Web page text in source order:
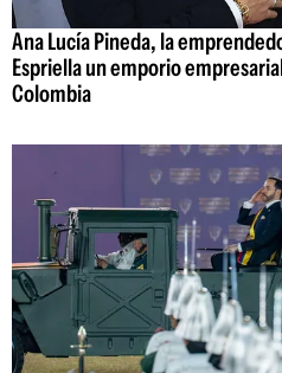
Ana Lucía Pineda, la
Espriella un emporio
Colombia